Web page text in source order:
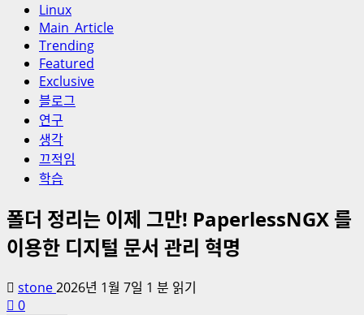
Linux
Main_Article
Trending
Featured
Exclusive
블로그
연구
생각
끄적임
학습
폴더 정리는 이제 그만! PaperlessNGX 를
이용한 디지털 문서 관리 혁명
stone2026년 1월 7일 1 분 읽기
0